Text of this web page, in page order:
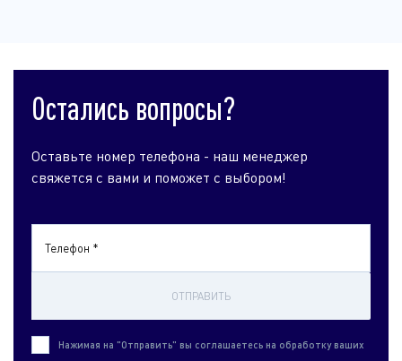
Остались вопросы?
Оставьте номер телефона - наш менеджер
свяжется с вами и поможет с выбором!
Телефон *
ОТПРАВИТЬ
Нажимая на "Отправить" вы соглашаетесь на обработку ваших